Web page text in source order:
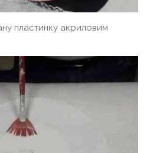
пластинку акриловим